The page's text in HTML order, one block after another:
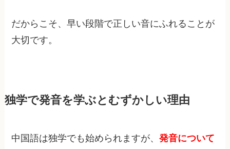
だからこそ、早い段階で正しい音にふれることが
大切です。
独学で発音を学ぶとむずかしい理由
中国語は独学でも始められますが、発音について